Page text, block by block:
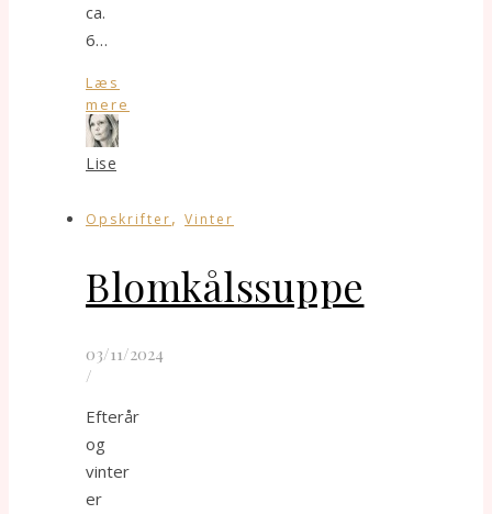
ca.
6…
Læs
mere
Lise
Opskrifter, Vinter
Blomkålssuppe
03/11/2024
/
Efterår
og
vinter
er